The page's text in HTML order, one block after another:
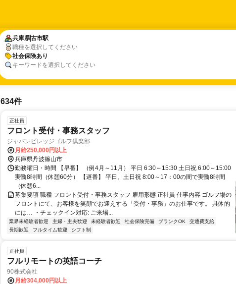
兵庫県古市駅
職種を選択してください
社会保険あり
キーワードを選択してください
兵庫県古市駅
社会保険あり
634件
正社員
フロント受付・事務スタッフ
ジャパンビレッジゴルフ倶楽部
月給250,000円以上
兵庫県丹波篠山市
勤務曜日・時間 【早番】 （例4月～11月） 平日 6:30～15:30 土日祝 6:00～15:00
実働8時間（休憩60分） 【遅番】 平日、土日祝 8:00～17：00の間で実働8時間
（休憩6...
募集要項 職種 フロント受付・事務スタッフ 雇用形態 正社員 仕事内容 ゴルフ場の
フロントにて、お客様を笑顔でお迎えする「受付・事務」のお仕事です。 具体的
には… ・チェックイン対応: ご来場...
業界未経験者歓迎 主婦・主夫歓迎 未経験者歓迎 社会保険完備 ブランクOK
交通費支給
長期歓迎
フルタイム歓迎 シフト制
正社員
フルリモートの英語コーチ
90株式会社
月給304,000円以上